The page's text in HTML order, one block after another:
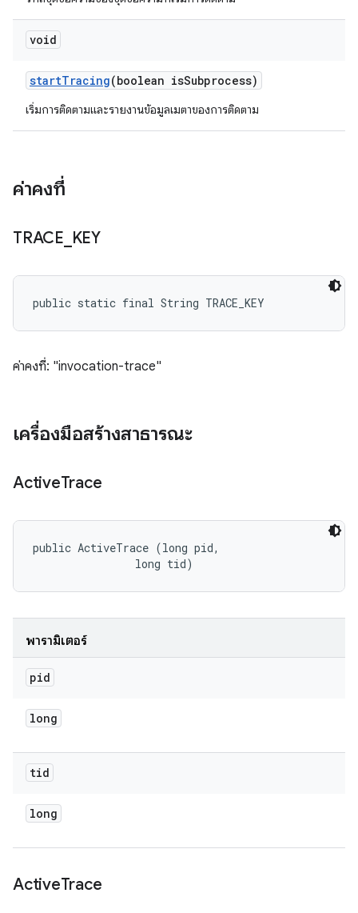
void
startTracing(boolean isSubprocess)
เริ่มการติดตามและรายงานข้อมูลเมตาของการติดตาม
ค่าคงที่
TRACE KEY
public static final String TRACE_KEY
ค่าคงที่: "invocation-trace"
เครื่องมือสร้างสาธารณะ
ActiveTrace
public ActiveTrace (long pid,
                long tid)
พารามิเตอร์
pid
long
tid
long
ActiveTrace